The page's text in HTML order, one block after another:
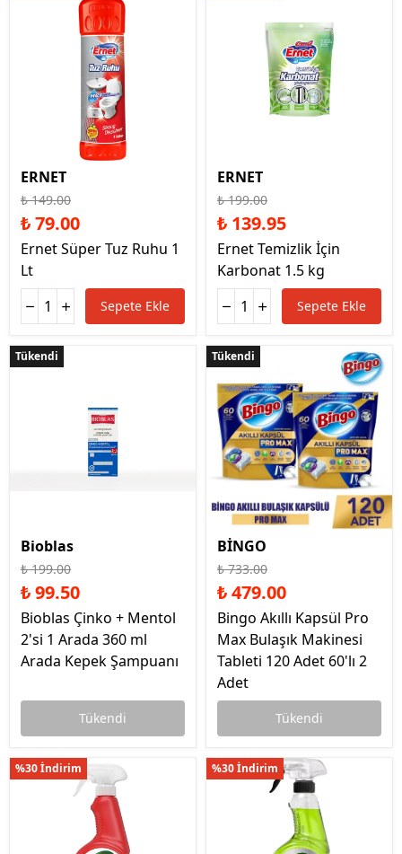
ERNET
₺ 149.00
₺ 79.00
Ernet Süper Tuz Ruhu 1
Lt
Sepete Ekle
ERNET
₺ 199.00
₺ 139.95
Ernet Temizlik İçin
Karbonat 1.5 kg
Sepete Ekle
Tükendi
Tükendi
Bioblas
₺ 199.00
₺ 99.50
Bioblas Çinko + Mentol
2'si 1 Arada 360 ml
Arada Kepek Şampuanı
Tükendi
Tükendi
Tükendi
BİNGO
₺ 733.00
₺ 479.00
Bingo Akıllı Kapsül Pro
Max Bulaşık Makinesi
Tableti 120 Adet 60'lı 2
Adet
Tükendi
%30 İndirim %30 İndirim